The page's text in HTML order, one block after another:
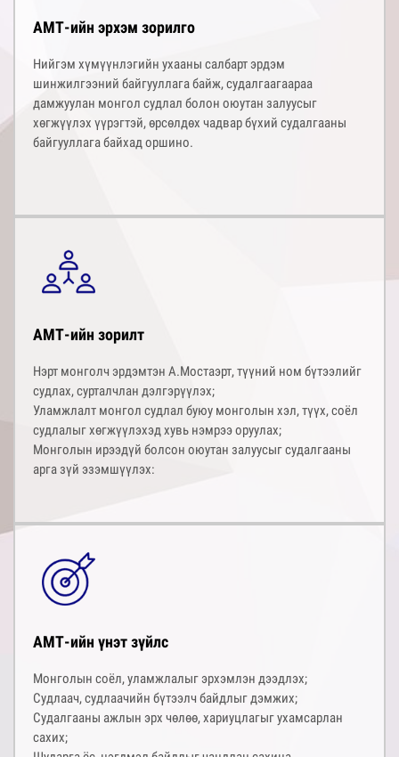
АМТ-ийн эрхэм зорилго
Нийгэм хүмүүнлэгийн ухааны салбарт эрдэм
шинжилгээний байгууллага байж, судалгаагаараа
дамжуулан монгол судлал болон оюутан залуусыг
хөгжүүлэх үүрэгтэй, өрсөлдөх чадвар бүхий судалгааны
байгууллага байхад оршино.
АМТ-ийн зорилт
Нэрт монголч эрдэмтэн А.Мостаэрт, түүний ном бүтээлийг
судлах, сурталчлан дэлгэрүүлэх;
Уламжлалт монгол судлал буюу монголын хэл, түүх, соёл
судлалыг хөгжүүлэхэд хувь нэмрээ оруулах;
Монголын ирээдүй болсон оюутан залуусыг судалгааны
арга зүй эзэмшүүлэх:
АМТ-ийн үнэт зүйлс
Монголын соёл, уламжлалыг эрхэмлэн дээдлэх;
Судлаач, судлаачийн бүтээлч байдлыг дэмжих;
Судалгааны ажлын эрх чөлөө, хариуцлагыг ухамсарлан
сахих;